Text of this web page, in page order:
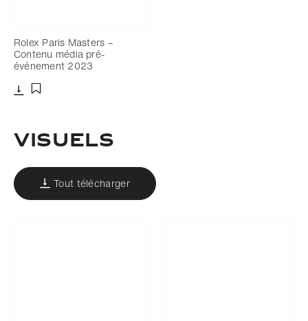
Rolex Paris Masters –
Contenu média pré-
événement 2023
VISUELS
Tout télécharger